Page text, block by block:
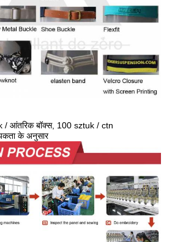
/ आंतरिक बॉक्स, 100 sztuk / ctn
के अनुसार